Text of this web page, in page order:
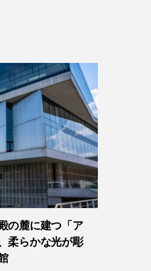
の麓に建つ「ア
柔らかな光が彫